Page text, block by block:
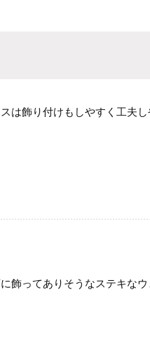
は飾り付けもしやすく工夫し
飾ってありそうなステキなウ